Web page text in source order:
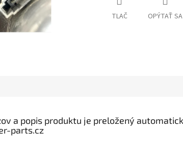
TLAČ OPÝTAŤ SA